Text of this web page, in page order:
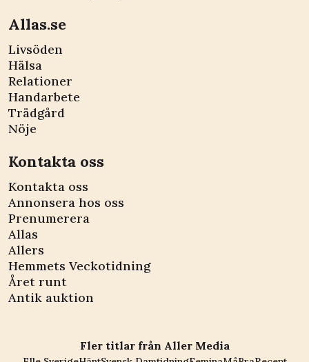
Allas.se
Livsöden
Hälsa
Relationer
Handarbete
Trädgård
Nöje
Kontakta oss
Kontakta oss
Annonsera hos oss
Prenumerera
Allas
Allers
Hemmets Veckotidning
Året runt
Antik auktion
Fler titlar från Aller Media